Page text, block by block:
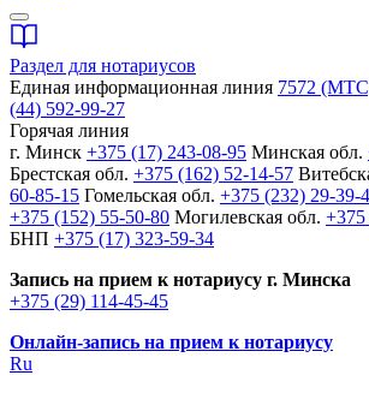
Раздел для нотариусов
Единая информационная линия 7572
(44) 592-99-27
Горячая линия
г. Минск +375 (17) 243-08-95 Минская обл.
Брестская обл. +375 (162) 52-14-57
60-85-15 Гомельская обл. +375 (232) 29-39-
+375 (152) 55-50-80 Могилевская обл. +375
БНП +375 (17) 323-59-34
Запись на прием к нотариусу г. Минска
+375 (29) 114-45-45
Онлайн-запись на прием к нотариусу
Ru